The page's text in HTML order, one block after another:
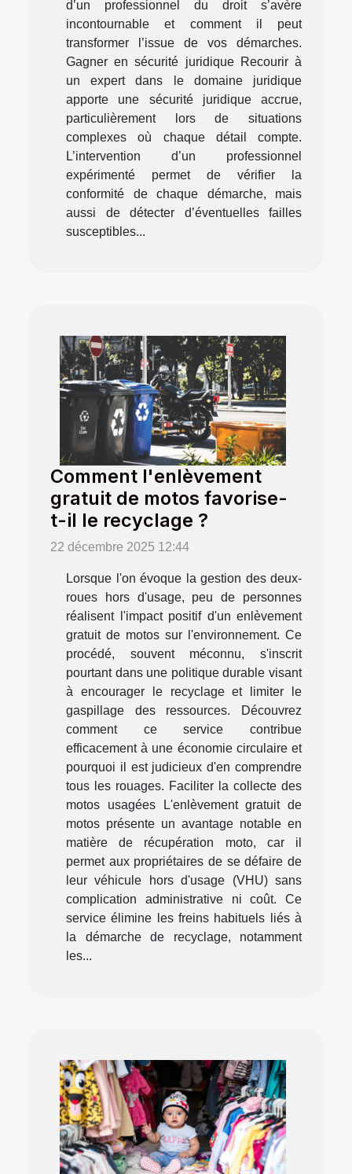
d’un professionnel du droit s’avère
incontournable et comment il peut
transformer l’issue de vos démarches.
Gagner en sécurité juridique Recourir à
un expert dans le domaine juridique
apporte une sécurité juridique accrue,
particulièrement lors de situations
complexes où chaque détail compte.
L’intervention d’un professionnel
expérimenté permet de vérifier la
conformité de chaque démarche, mais
aussi de détecter d’éventuelles failles
susceptibles...
Comment l'enlèvement
gratuit de motos favorise-
t-il le recyclage ?
22 décembre 2025 12:44
Lorsque l'on évoque la gestion des deux-
roues hors d'usage, peu de personnes
réalisent l'impact positif d'un enlèvement
gratuit de motos sur l'environnement. Ce
procédé, souvent méconnu, s'inscrit
pourtant dans une politique durable visant
à encourager le recyclage et limiter le
gaspillage des ressources. Découvrez
comment ce service contribue
efficacement à une économie circulaire et
pourquoi il est judicieux d'en comprendre
tous les rouages. Faciliter la collecte des
motos usagées L'enlèvement gratuit de
motos présente un avantage notable en
matière de récupération moto, car il
permet aux propriétaires de se défaire de
leur véhicule hors d'usage (VHU) sans
complication administrative ni coût. Ce
service élimine les freins habituels liés à
la démarche de recyclage, notamment
les...